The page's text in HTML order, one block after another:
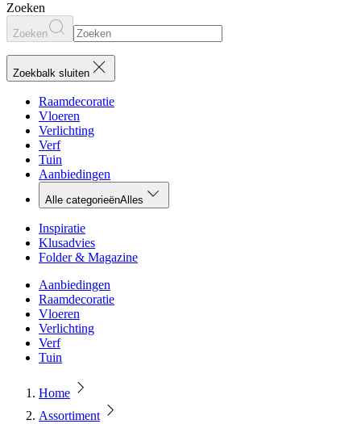
Zoeken
Zoeken
Zoekbalk sluiten
Raamdecoratie
Vloeren
Verlichting
Verf
Tuin
Aanbiedingen
Alle categorieënAlles
Inspiratie
Klusadvies
Folder & Magazine
Aanbiedingen
Raamdecoratie
Vloeren
Verlichting
Verf
Tuin
Home
Assortiment